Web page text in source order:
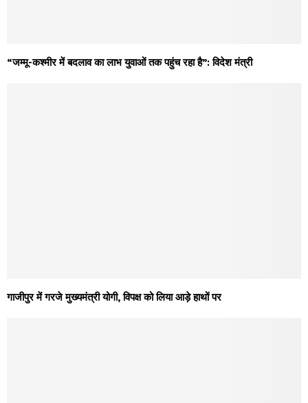
“जम्मू-कश्मीर में बदलाव का लाभ युवाओं तक पहुंच रहा है”: विदेश मंत्री
गाजीपुर में गरजे मुख्यमंत्री योगी, विपक्ष को लिया आड़े हाथों पर